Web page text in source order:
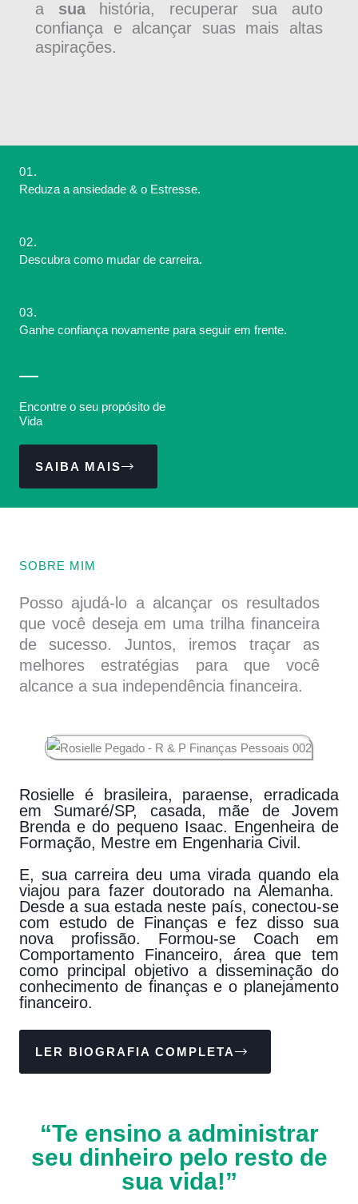
a suahistória, recuperar sua auto
confiança e alcançar suas mais altas
aspirações.
01.
Reduza a ansiedade & o Estresse.
02.
Descubra como mudar de carreira.
03.
Ganhe confiança novamente para seguir em frente.
Encontre o seu propósito de
Vida
SAIBA MAIS
SOBRE MIM
Posso ajudá-lo a alcançar os resultados
que você deseja em uma trilha financeira
de sucesso. Juntos, iremos traçar as
melhores estratégias para que você
alcance a sua independência financeira.
Rosielle é brasileira, paraense, erradicada
em Sumaré/SP, casada, mãe de Jovem
Brenda e do pequeno Isaac. Engenheira de
Formação, Mestre em Engenharia Civil.
E, sua carreira deu uma virada quando ela
viajou para fazer doutorado na Alemanha.
Desde a sua estada neste país, conectou-se
com estudo de Finanças e fez disso sua
nova profissão. Formou-se Coach em
Comportamento Financeiro, área que tem
como principal objetivo a disseminação do
conhecimento de finanças e o planejamento
financeiro.
LER BIOGRAFIA COMPLETA
“Te ensino a administrar
seu dinheiro pelo resto de
sua vida!”